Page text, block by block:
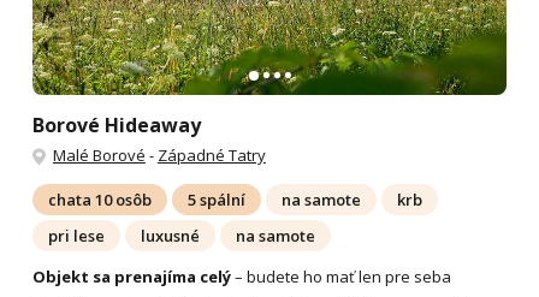
Borové Hideaway
Malé Borové - Západné Tatry
chata 10 osôb 5 spální na samote
krb
pri lese
luxusné
na samote
Objekt sa prenajíma celý– budete ho mať len pre seba